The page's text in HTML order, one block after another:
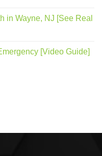
in Wayne, NJ [See Real
[Video Guide]